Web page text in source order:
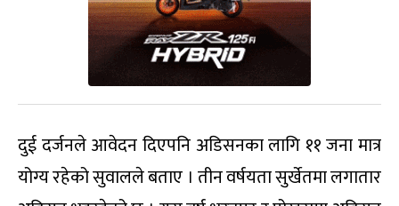
दुई दर्जनले आवेदन दिएपनि अडिसनका लागि ११ जना मात्र
योग्य रहेको सुवालले बताए । तीन वर्षयता सुर्खेतमा लगातार